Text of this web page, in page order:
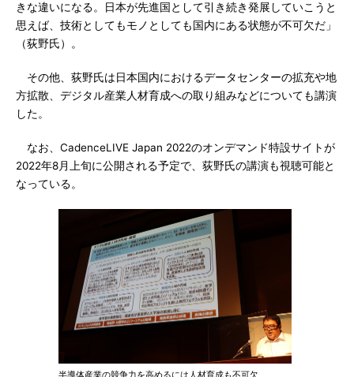
きな違いになる。日本が先進国として引き続き発展していこうと
思えば、技術としてもモノとしても国内にある状態が不可欠だ」
（荻野氏）。
その他、荻野氏は日本国内におけるデータセンターの拡充や地
方拡散、デジタル産業人材育成への取り組みなどについても講演
した。
なお、CadenceLIVE Japan 2022のオンデマンド特設サイトが
2022年8月上旬に公開される予定で、荻野氏の講演も視聴可能と
なっている。
半導体産業の競争力を高めるには人材育成も不可欠